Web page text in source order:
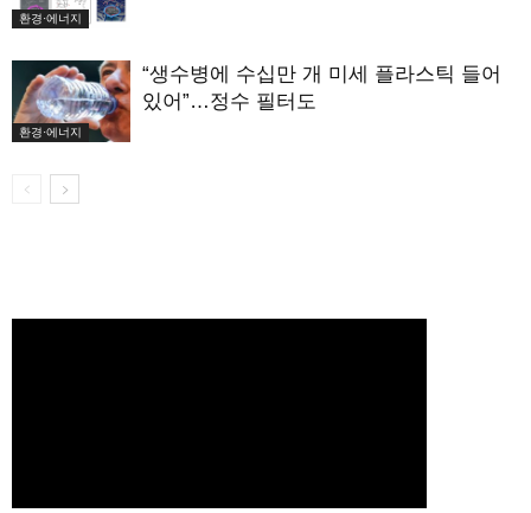
환경·에너지
환경·에너지
“생수병에 수십만 개 미세 플라스틱 들어
있어”…정수 필터도